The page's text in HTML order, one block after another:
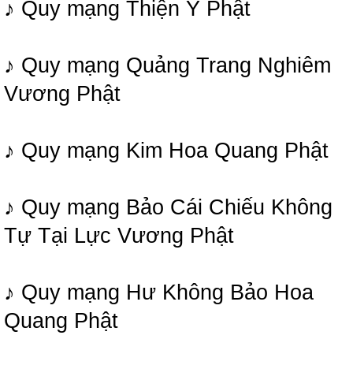
♪ Quy mạng Thiện Ý Phật
♪ Quy mạng Quảng Trang Nghiêm
Vương Phật
♪ Quy mạng Kim Hoa Quang Phật
♪ Quy mạng Bảo Cái Chiếu Không
Tự Tại Lực Vương Phật
♪ Quy mạng Hư Không Bảo Hoa
Quang Phật